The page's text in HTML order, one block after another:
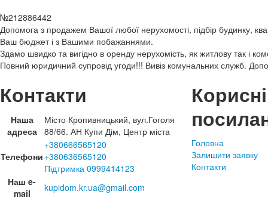
№212886442
Допомога з продажем Вашої любої нерухомості, підбір будинку,
Ваш бюджет і з Вашими побажаннями.
Здамо швидко та вигідно в оренду нерухомість, як житлову так і
Повний юридичний супровід угоди!!! Вивіз комунальних служб.
Контакти
Наша
адреса
Місто Кропивницький, вул.Гоголя
88/66. АН Купи Дім, Центр міста
Телефони
+380666565120
+380636565120
Підтримка 0999414123
Наш e-
mail
kupidom.kr.ua@gmail.com
Корисні
Головна
Залишити заявку
Контакти